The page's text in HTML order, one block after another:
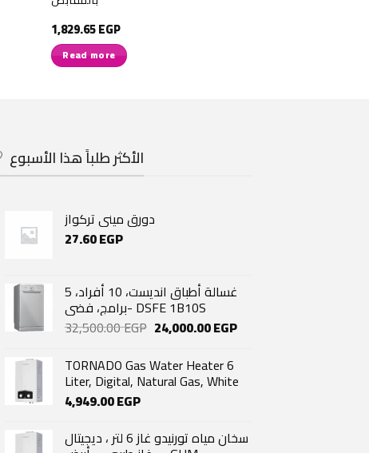
1,829.65EGP
Read more
الأكثر طلباً هذا الأسبوع
دورق مينى تركواز
27.60EGP
غسالة أطباق انديست، 10 أفراد، 5
برامج، فضي- DSFE 1B10S
32,500.00EGP Original
was:
32,500.00 EGP.
24,000.00EGPCurrent
24,000.00 EGP.
TORNADO Gas Water Heater 6
Liter, Digital, Natural Gas, White
4,949.00EGP
سخان مياه تورنيدو غاز 6 لتر ، ديجيتال